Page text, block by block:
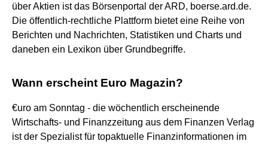
über Aktien ist das Börsenportal der ARD, boerse.ard.de.
Die öffentlich-rechtliche Plattform bietet eine Reihe von
Berichten und Nachrichten, Statistiken und Charts und
daneben ein Lexikon über Grundbegriffe.
Wann erscheint Euro Magazin?
€uro am Sonntag - die wöchentlich erscheinende
Wirtschafts- und Finanzzeitung aus dem Finanzen Verlag
ist der Spezialist für topaktuelle Finanzinformationen im